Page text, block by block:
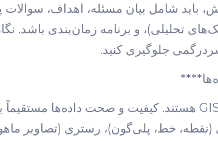
باید شامل بیان مسئله، اهداف،
تحلیلی)، و برنامه زمان‌بندی
جلوگیری کنید.
خط، پلی‌گون)، رستری (تصاویر